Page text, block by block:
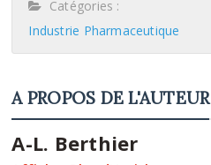
Catégories :
Industrie Pharmaceutique
A PROPOS DE L'AUTEUR
A-L. Berthier